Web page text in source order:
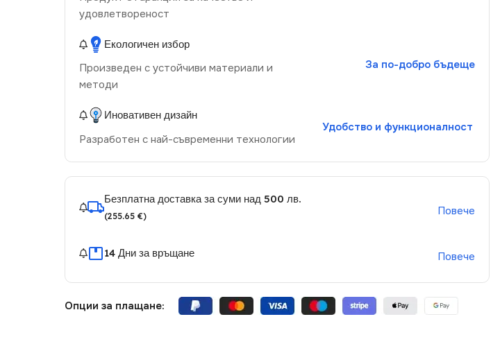
удовлетвореност
Екологичен избор
Произведен с устойчиви материали и
методи
За по-добро бъдеще
Иновативен дизайн
Разработен с най-съвременни технологии
Удобство и функционалност
Безплатна доставка за суми над 500 лв.
(255.65 €) Повече
14 Дни за връщане Повече
Опции за плащане: